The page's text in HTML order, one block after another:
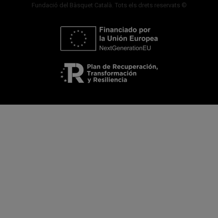
Fundació del Bàsquet Català. Tots els drets reservats ©